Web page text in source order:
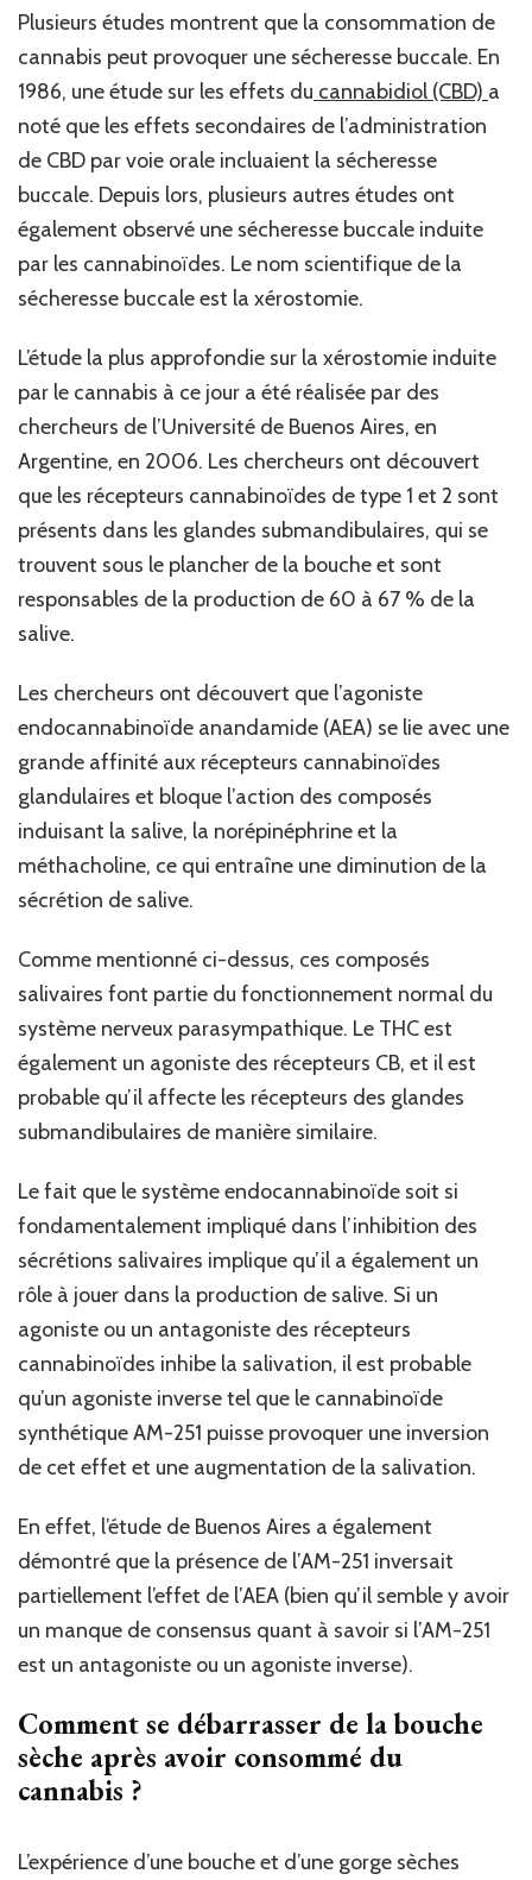
Plusieurs études montrent que la consommation de
cannabis peut provoquer une sécheresse buccale. En
1986, une étude sur les effets du cannabidiol (CBD) a
noté que les effets secondaires de l’administration
de CBD par voie orale incluaient la sécheresse
buccale. Depuis lors, plusieurs autres études ont
également observé une sécheresse buccale induite
par les cannabinoïdes. Le nom scientifique de la
sécheresse buccale est la xérostomie.
L’étude la plus approfondie sur la xérostomie induite
par le cannabis à ce jour a été réalisée par des
chercheurs de l’Université de Buenos Aires, en
Argentine, en 2006. Les chercheurs ont découvert
que les récepteurs cannabinoïdes de type 1 et 2 sont
présents dans les glandes submandibulaires, qui se
trouvent sous le plancher de la bouche et sont
responsables de la production de 60 à 67 % de la
salive.
Les chercheurs ont découvert que l’agoniste
endocannabinoïde anandamide (AEA) se lie avec une
grande affinité aux récepteurs cannabinoïdes
glandulaires et bloque l’action des composés
induisant la salive, la norépinéphrine et la
méthacholine, ce qui entraîne une diminution de la
sécrétion de salive.
Comme mentionné ci-dessus, ces composés
salivaires font partie du fonctionnement normal du
système nerveux parasympathique. Le THC est
également un agoniste des récepteurs CB, et il est
probable qu’il affecte les récepteurs des glandes
submandibulaires de manière similaire.
Le fait que le système endocannabinoïde soit si
fondamentalement impliqué dans l’inhibition des
sécrétions salivaires implique qu’il a également un
rôle à jouer dans la production de salive. Si un
agoniste ou un antagoniste des récepteurs
cannabinoïdes inhibe la salivation, il est probable
qu’un agoniste inverse tel que le cannabinoïde
synthétique AM-251 puisse provoquer une inversion
de cet effet et une augmentation de la salivation.
En effet, l’étude de Buenos Aires a également
démontré que la présence de l’AM-251 inversait
partiellement l’effet de l’AEA (bien qu’il semble y avoir
un manque de consensus quant à savoir si l’AM-251
est un antagoniste ou un agoniste inverse).
Comment se débarrasser de la bouche
sèche après avoir consommé du
cannabis ?
L’expérience d’une bouche et d’une gorge sèches